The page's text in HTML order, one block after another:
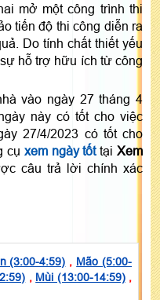
mở một công trình thi
tiến độ thi công diễn ra
Do tính chất thiết yếu
hỗ trợ hữu ích từ công
vào ngày 27 tháng 4
này có tốt cho việc
27/4/2023 có tốt cho
cụ xem ngày tốttạiXem
câu trả lời chính xác
(3:00-4:59) , Mão (5:00-
, Mùi (13:00-14:59),